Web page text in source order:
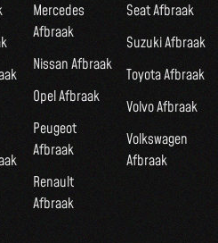
Mercedes
Afbraak
Nissan Afbraak
Opel Afbraak
Peugeot
Afbraak
Renault
Afbraak
Seat Afbraak
Suzuki Afbraak
Toyota Afbraak
Volvo Afbraak
Volkswagen
Afbraak